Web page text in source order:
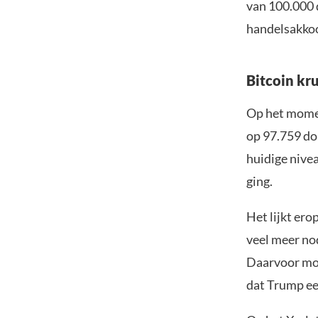
van
Bitcoin
Op het
op 97.759
huidige
ging.
Het lijkt
veel meer
Daarvoor
dat Trump